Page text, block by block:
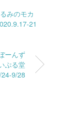
みのモカ
21
ーんず
ぷる堂
9/28